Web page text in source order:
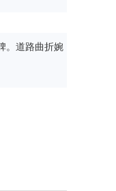
。道路曲折婉